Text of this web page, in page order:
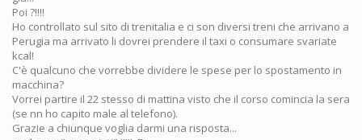
Poi ?!!!!
Ho controllato sul sito di trenitalia e ci son diversi treni che arrivano a
Perugia ma arrivato li dovrei prendere il taxi o consumare svariate
kcal!
C'è qualcuno che vorrebbe dividere le spese per lo spostamento in
macchina?
Vorrei partire il 22 stesso di mattina visto che il corso comincia la sera
(se nn ho capito male al telefono).
Grazie a chiunque voglia darmi una risposta...